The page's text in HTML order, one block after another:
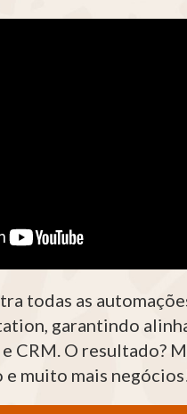
todas as
garantindo
CRM. O resultado?
e muito mais